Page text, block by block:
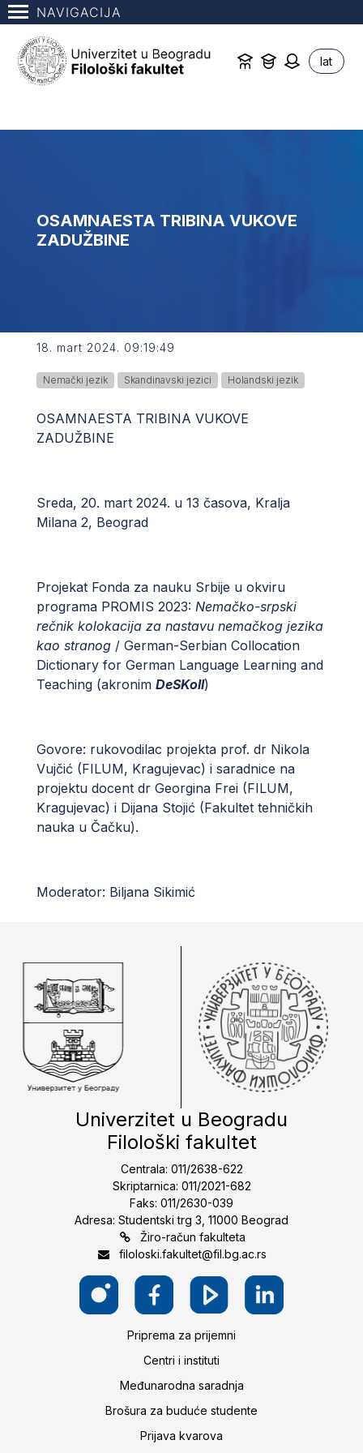
NAVIGACIJA
lat
OSAMNAESTA TRIBINA VUKOVE
ZADUŽBINE
18. mart 2024. 09:19:49
Nemački jezik Skandinavski jezici Holandski jezik
OSAMNAESTA TRIBINA VUKOVE
ZADUŽBINE
Sreda, 20. mart 2024. u 13 časova, Kralja
Milana 2, Beograd
Projekat Fonda za nauku Srbije u okviru
programa PROMIS 2023: Nemačko-srpski
rečnik kolokacija za nastavu nemačkog jezika
kao stranog / German-Serbian Collocation
Dictionary for German Language Learning and
Teaching (akronim DeSKoll)
Govore: rukovodilac projekta prof. dr Nikola
Vujčić (FILUM, Kragujevac) i saradnice na
projektu docent dr Georgina Frei (FILUM,
Kragujevac) i Dijana Stojić (Fakultet tehničkih
nauka u Čačku).
Moderator: Biljana Sikimić
Univerzitet u Beogradu
Filološki fakultet
Centrala: 011/2638-622
Skriptarnica: 011/2021-682
Faks: 011/2630-039
Adresa: Studentski trg 3, 11000 Beograd
Žiro-račun fakulteta
filoloski.fakultet@fil.bg.ac.rs
Priprema za prijemni
Centri i instituti
Međunarodna saradnja
Brošura za buduće studente
Prijava kvarova